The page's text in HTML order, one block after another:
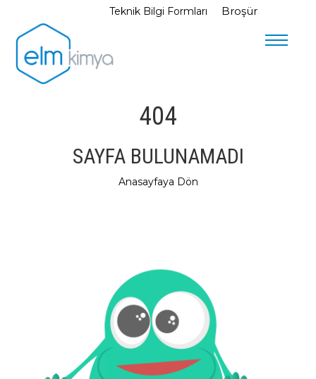
Menu
Teknik Bilgi Formları Broşür
404
SAYFA BULUNAMADI
Anasayfaya Dön